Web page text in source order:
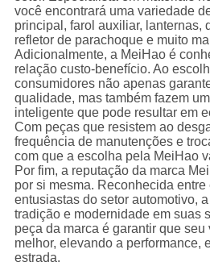
você encontrará uma variedade
principal, farol auxiliar, lanternas,
refletor de parachoque e muito
Adicionalmente, a MeiHao é
relação custo-benefício. Ao
consumidores não apenas
qualidade, mas também fazem
inteligente que pode resultar em
Com peças que resistem ao
frequência de manutenções e
com que a escolha pela MeiHao
Por fim, a reputação da marca
por si mesma. Reconhecida
entusiastas do setor automotivo,
tradição e modernidade em suas
peça da marca é garantir que
melhor, elevando a performance,
estrada.